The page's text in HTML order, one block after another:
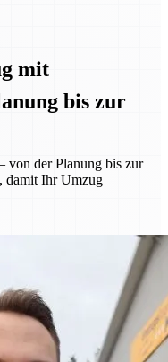
mit
bis zur
von der Planung bis zur
damit Ihr Umzug